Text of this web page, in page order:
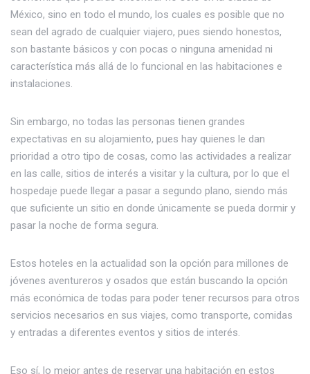
México, sino en todo el mundo, los cuales es posible que no
sean del agrado de cualquier viajero, pues siendo honestos,
son bastante básicos y con pocas o ninguna amenidad ni
característica más allá de lo funcional en las habitaciones e
instalaciones.
Sin embargo, no todas las personas tienen grandes
expectativas en su alojamiento, pues hay quienes le dan
prioridad a otro tipo de cosas, como las actividades a realizar
en las calle, sitios de interés a visitar y la cultura, por lo que el
hospedaje puede llegar a pasar a segundo plano, siendo más
que suficiente un sitio en donde únicamente se pueda dormir y
pasar la noche de forma segura.
Estos hoteles en la actualidad son la opción para millones de
jóvenes aventureros y osados que están buscando la opción
más económica de todas para poder tener recursos para otros
servicios necesarios en sus viajes, como transporte, comidas
y entradas a diferentes eventos y sitios de interés.
Eso sí, lo mejor antes de reservar una habitación en estos